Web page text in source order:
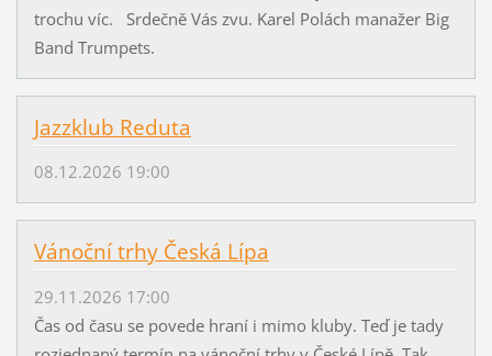
trochu víc. Srdečně Vás zvu. Karel Polách manažer Big
Band Trumpets.
Jazzklub Reduta
08.12.2026 19:00
Vánoční trhy Česká Lípa
29.11.2026 17:00
Čas od času se povede hraní i mimo kluby. Teď je tady